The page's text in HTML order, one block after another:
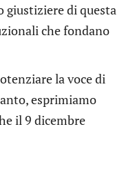
giustiziere di questa
che fondano
la voce di
esprimiamo
il 9 dicembre